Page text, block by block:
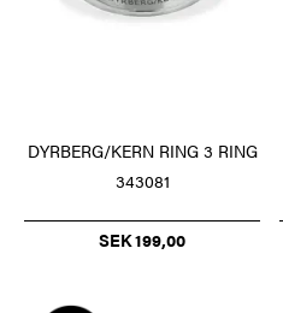
DYRBERG/KERN RING 3 RING
343081
SEK 199,00